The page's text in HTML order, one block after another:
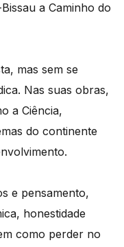
a Caminho do
mas sem se
Nas suas obras,
a Ciência,
do continente
e pensamento,
honestidade
como perder no